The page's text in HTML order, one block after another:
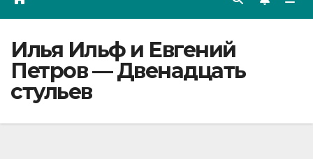
Илья Ильф и Евгений
Петров — Двенадцать
стульев